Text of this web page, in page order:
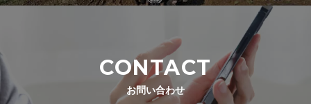
CONTACT
お問い合わせ